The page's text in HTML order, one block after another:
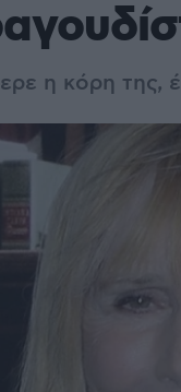
η κόρη της,